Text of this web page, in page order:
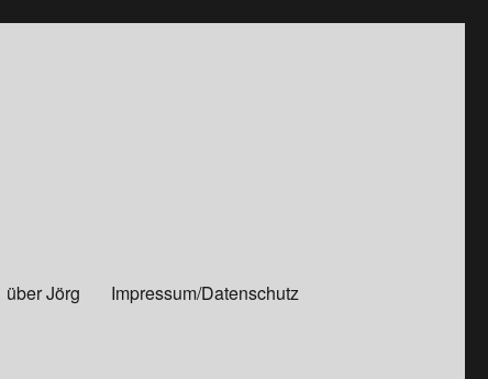
über Jörg
Impressum/Datenschutz